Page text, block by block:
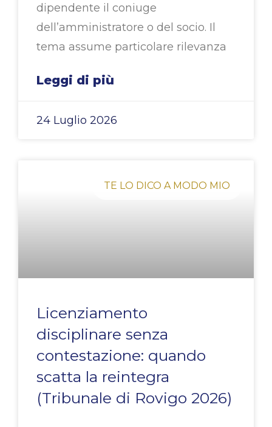
dipendente il coniuge
dell’amministratore o del socio. Il
tema assume particolare rilevanza
Leggi di più
24 Luglio 2026
TE LO DICO A MODO MIO
Licenziamento
disciplinare senza
contestazione: quando
scatta la reintegra
(Tribunale di Rovigo 2026)